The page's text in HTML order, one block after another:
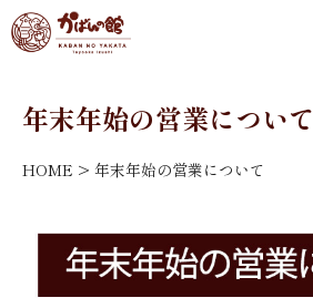
年末年始の営業について
HOME > 年末年始の営業について